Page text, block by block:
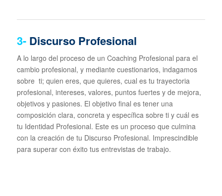
3- Discurso Profesional
A lo largo del proceso de un Coaching Profesional para el
cambio profesional, y mediante cuestionarios, indagamos
sobre ti; quien eres, que quieres, cual es tu trayectoria
profesional, intereses, valores, puntos fuertes y de mejora,
objetivos y pasiones. El objetivo final es tener una
composición clara, concreta y específica sobre ti y cuál es
tu Identidad Profesional. Este es un proceso que culmina
con la creación de tu Discurso Profesional. Imprescindible
para superar con éxito tus entrevistas de trabajo.